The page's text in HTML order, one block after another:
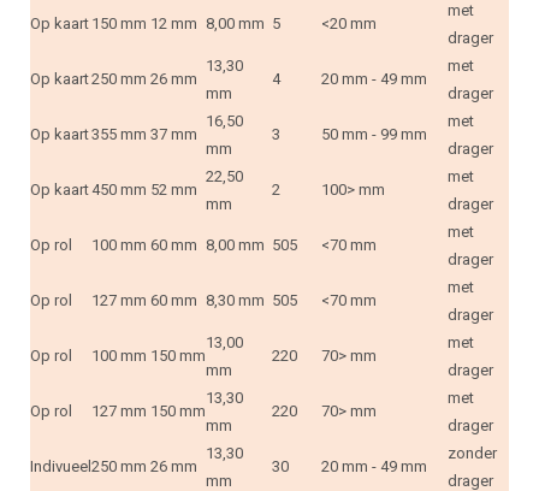
Op kaart 150 mm 12 mm 8,00 mm 5 <20 mm
met
drager
Op kaart250 mm 26 mm
13,30
mm
4 20 mm - 49 mm
met
drager
Op kaart355 mm 37 mm
16,50
mm
3 50 mm - 99 mm
met
drager
Op kaart450 mm 52 mm
22,50
mm
2 100> mm
met
drager
Op rol 100 mm 60 mm 8,00 mm 505 <70 mm
met
drager
Op rol 127 mm 60 mm 8,30 mm 505 <70 mm
met
drager
Op rol 100 mm 150 mm
13,00
mm
220 70> mm
met
drager
Op rol 127 mm 150 mm
13,30
mm
220 70> mm
met
drager
Indivueel 250 mm 26 mm
13,30
mm
30 20 mm - 49 mm
zonder
drager